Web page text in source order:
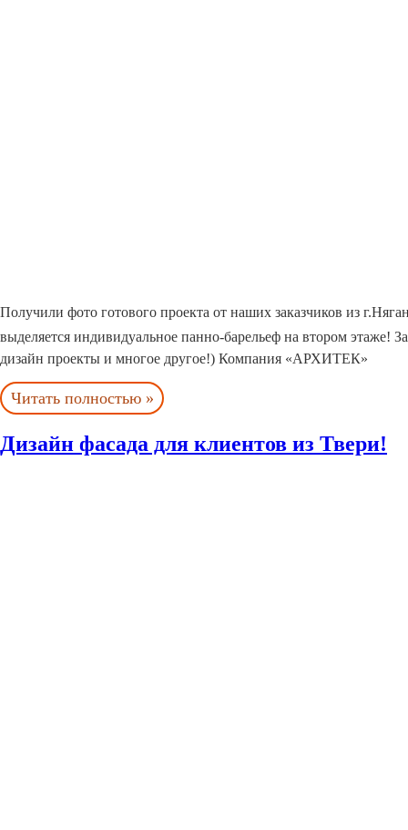
Получили фото готового проекта от наших заказчиков из
выделяется индивидуальное панно-барельеф на втором этаже!
дизайн проекты и многое другое!) Компания «АРХИТЕК»
Читать полностью »
Дизайн фасада для клиентов из Твери!